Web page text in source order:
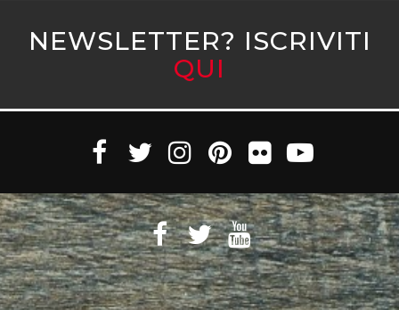
NEWSLETTER? ISCRIVITI
QUI